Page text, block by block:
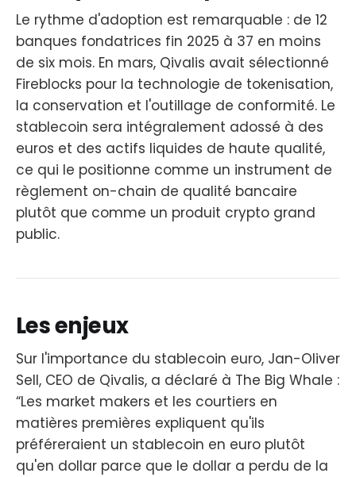
Le rythme d'adoption est remarquable : de 12
banques fondatrices fin 2025 à 37 en moins
de six mois. En mars, Qivalis avait sélectionné
Fireblocks pour la technologie de tokenisation,
la conservation et l'outillage de conformité. Le
stablecoin sera intégralement adossé à des
euros et des actifs liquides de haute qualité,
ce qui le positionne comme un instrument de
règlement on-chain de qualité bancaire
plutôt que comme un produit crypto grand
public.
Les enjeux
Sur l'importance du stablecoin euro, Jan-Oliver
Sell, CEO de Qivalis, a déclaré à The Big Whale :
“Les market makers et les courtiers en
matières premières expliquent qu'ils
préféreraient un stablecoin en euro plutôt
qu'en dollar parce que le dollar a perdu de la